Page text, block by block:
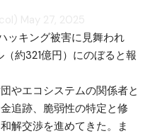
ッキング被害に見舞われ
約321億円）にのぼると報
やエコシステムの関係者と
追跡、脆弱性の特定と修
解交渉を進めてきた。ま